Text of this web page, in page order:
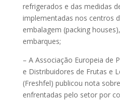
refrigerados e das medidas
implementadas nos centros
embalagem (packing
embarques;
– A Associação Europeia de
e Distribuidores de Frutas e
(Freshfel) publicou nota
enfrentadas pelo setor por